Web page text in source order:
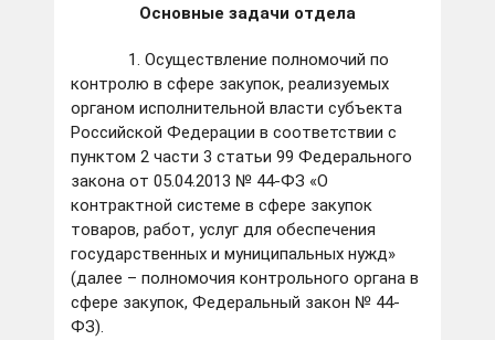
Основные задачи отдела
1. Осуществление полномочий по
контролю в сфере закупок, реализуемых
органом исполнительной власти субъекта
Российской Федерации в соответствии с
пунктом 2 части 3 статьи 99 Федерального
закона от 05.04.2013 № 44-ФЗ «О
контрактной системе в сфере закупок
товаров, работ, услуг для обеспечения
государственных и муниципальных нужд»
(далее – полномочия контрольного органа в
сфере закупок, Федеральный закон № 44-
ФЗ).